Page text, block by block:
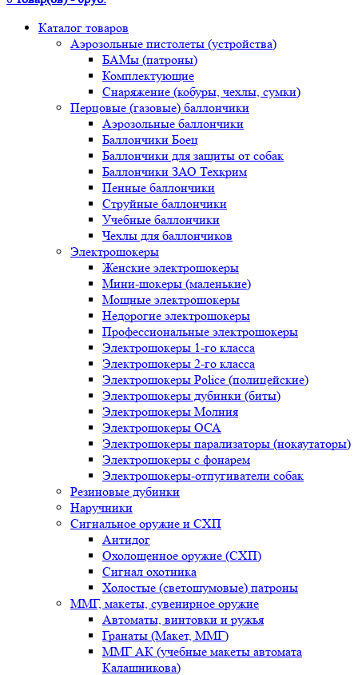
Каталог товаров
Аэрозольные пистолеты (устройства)
БАМы (патроны)
Комплектующие
Снаряжение (кобуры, чехлы, сумки)
Перцовые (газовые) баллончики
Аэрозольные баллончики
Баллончики Боец
Баллончики для защиты от собак
Баллончики ЗАО Техкрим
Пенные баллончики
Струйные баллончики
Учебные баллончики
Чехлы для баллончиков
Электрошокеры
Женские электрошокеры
Мини-шокеры (маленькие)
Мощные электрошокеры
Недорогие электрошокеры
Профессиональные электрошокеры
Электрошокеры 1-го класса
Электрошокеры 2-го класса
Электрошокеры Police (полицейские)
Электрошокеры дубинки (биты)
Электрошокеры Молния
Электрошокеры ОСА
Электрошокеры парализаторы (нокаутаторы)
Электрошокеры с фонарем
Электрошокеры-отпугиватели собак
Резиновые дубинки
Наручники
Сигнальное оружие и СХП
Антидог
Охолощенное оружие (СХП)
Сигнал охотника
Холостые (светошумовые) патроны
ММГ, макеты, сувенирное оружие
Автоматы, винтовки и ружья
Гранаты (Макет, ММГ)
ММГ АК (учебные макеты автомата
Калашникова)